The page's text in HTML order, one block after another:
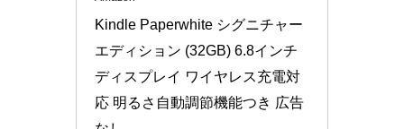
Kindle Paperwhite シグニチャー
エディション (32GB) 6.8インチ
ディスプレイ ワイヤレス充電対
応 明るさ自動調節機能つき 広告